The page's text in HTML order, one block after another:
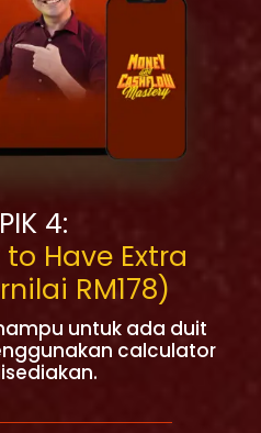
4:
Have Extra
RM178)
untuk ada duit
calculator